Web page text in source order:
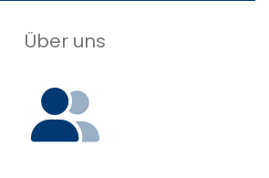
Über uns